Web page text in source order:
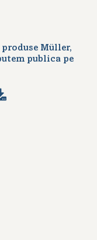
Müller,
publica pe